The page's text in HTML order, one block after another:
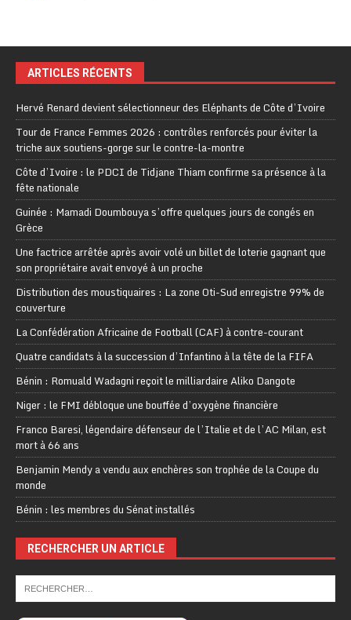
ARTICLES RÉCENTS
Hervé Renard devient sélectionneur des Eléphants de Côte d’Ivoire
Tour de France Femmes 2026 : contrôles renforcés pour éviter la
triche aux soutiens-gorge sur le contre-la-montre
Côte d’Ivoire : le PDCI de Tidjane Thiam confirme sa présence à la
fête nationale
Guinée : Mamadi Doumbouya s’offre quelques jours de congés en
Grèce
Une factrice arrêtée après avoir volé un billet de loterie gagnant que
son propriétaire avait envoyé à un proche
Distribution des moustiquaires : La zone Oti-Sud enregistre 99% de
couverture
La Confédération Africaine de Football (CAF) à contre-courant
Quatre candidats à la succession d’Infantino à la tête de la FIFA
Bénin : Romuald Wadagni reçoit le milliardaire Aliko Dangote
Niger : le FMI débloque une bouffée d’oxygène financière
Franco Baresi, légendaire défenseur de l’Italie et de l’AC Milan, est
mort à 66 ans
Benjamin Mendy a vendu aux enchères son trophée de la Coupe du
monde
Bénin : les membres du Sénat installés
RECHERCHER UN ARTICLE